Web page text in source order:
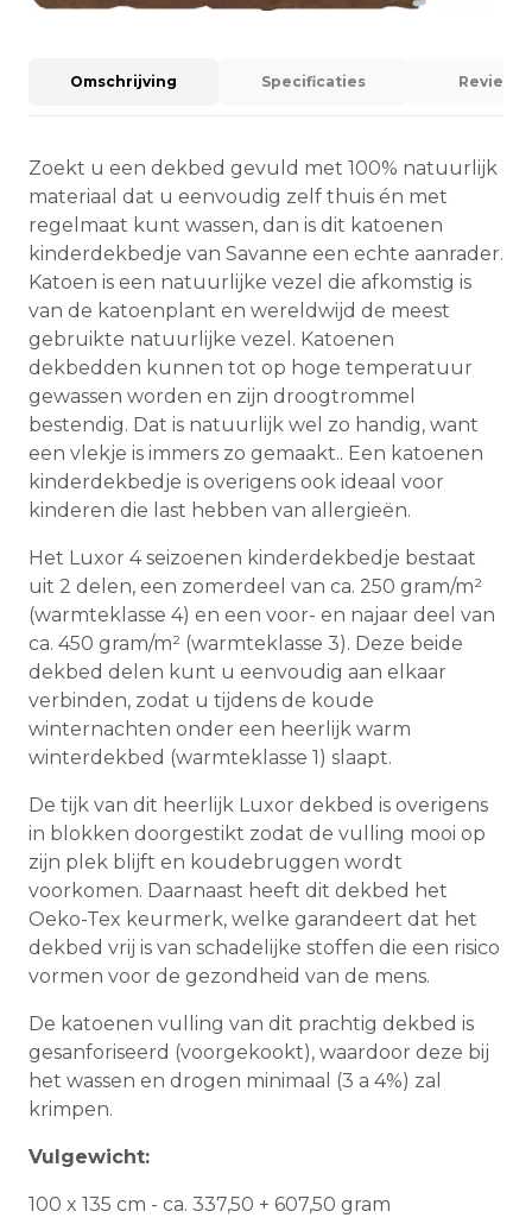
Omschrijving Specificaties Reviews
Zoekt u een dekbed gevuld met 100% natuurlijk
materiaal dat u eenvoudig zelf thuis én met
regelmaat kunt wassen, dan is dit katoenen
kinderdekbedje van Savanne een echte aanrader.
Katoen is een natuurlijke vezel die afkomstig is
van de katoenplant en wereldwijd de meest
gebruikte natuurlijke vezel. Katoenen
dekbedden kunnen tot op hoge temperatuur
gewassen worden en zijn droogtrommel
bestendig. Dat is natuurlijk wel zo handig, want
een vlekje is immers zo gemaakt.. Een katoenen
kinderdekbedje is overigens ook ideaal voor
kinderen die last hebben van allergieën.
Het Luxor 4 seizoenen kinderdekbedje bestaat
uit 2 delen, een zomerdeel van ca. 250 gram/m²
(warmteklasse 4) en een voor- en najaar deel van
ca. 450 gram/m² (warmteklasse 3). Deze beide
dekbed delen kunt u eenvoudig aan elkaar
verbinden, zodat u tijdens de koude
winternachten onder een heerlijk warm
winterdekbed (warmteklasse 1) slaapt.
De tijk van dit heerlijk Luxor dekbed is overigens
in blokken doorgestikt zodat de vulling mooi op
zijn plek blijft en koudebruggen wordt
voorkomen. Daarnaast heeft dit dekbed het
Oeko-Tex keurmerk, welke garandeert dat het
dekbed vrij is van schadelijke stoffen die een risico
vormen voor de gezondheid van de mens.
De katoenen vulling van dit prachtig dekbed is
gesanforiseerd (voorgekookt), waardoor deze bij
het wassen en drogen minimaal (3 a 4%) zal
krimpen.
Vulgewicht:
100 x 135 cm - ca. 337,50 + 607,50 gram